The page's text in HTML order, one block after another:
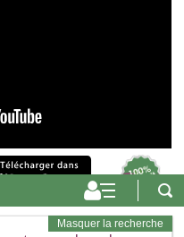
Masquer la recherche